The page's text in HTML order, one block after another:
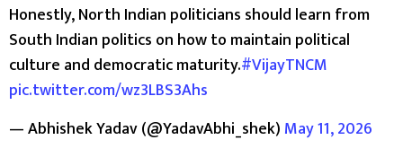
Honestly, North Indian politicians should learn from
South Indian politics on how to maintain political
culture and democratic maturity.#Vijay‌TNCM
pic.twitter.com/wz3LBS3Ahs
— Abhishek Yadav (@YadavAbhi_shek) May 11, 2026